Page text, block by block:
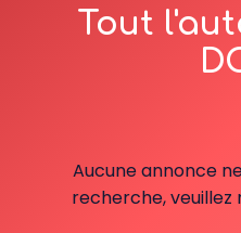
Tout
Aucune annonce
recherche, veuillez